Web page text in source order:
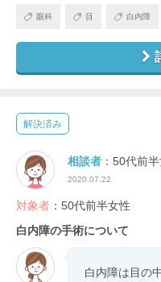
眼科 目 白内障
解決済み
相談者 ：50代前
2020.07.22
対象者 ：50代前半女性
白内障の手術について
白内障は目の